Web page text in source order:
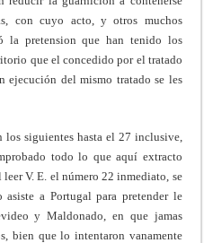
con cuyo acto, y otros muchos
la pretension que han tenido los
que el concedido por el tratado
ejecución del mismo tratado se les
siguientes hasta el 27 inclusive,
todo lo que aquí extracto
V. E. el número 22 inmediato, se
asiste a Portugal para pretender le
y Maldonado, en que jamas
bien que lo intentaron vanamente